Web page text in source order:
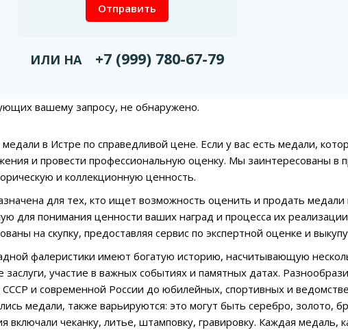
Отправить
ИЛИ НА +7 (999) 780-67-79
вашему запросу, не обнаружено.
в Истре по справедливой цене. Если у вас есть медали,
и провести профессиональную оценку. Мы заинтересованы в
и коллекционную ценность.
для тех, кто ищет возможность оценить и продать
для понимания ценности ваших наград и процесса их
на скупку, предоставляя сервис по экспертной оценке и
фалеристики имеют богатую историю, насчитывающую
заслуги, участие в важных событиях и памятных датах.
СССР и современной России до юбилейных, спортивных и
медали, также варьируются: это могут быть серебро, золото,
включали чеканку, литье, штамповку, гравировку. Каждая медаль,